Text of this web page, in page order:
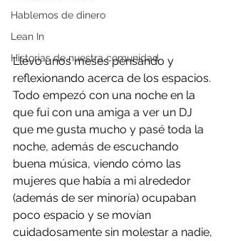
Hablemos de dinero
Lean In
Historias de nuestra comunidad
Llevo unos meses pensando y
reflexionando acerca de los espacios.
Todo empezó con una noche en la
que fui con una amiga a ver un DJ
que me gusta mucho y pasé toda la
noche, además de escuchando
buena música, viendo cómo las
mujeres que había a mi alrededor
(además de ser minoría) ocupaban
poco espacio y se movían
cuidadosamente sin molestar a nadie,